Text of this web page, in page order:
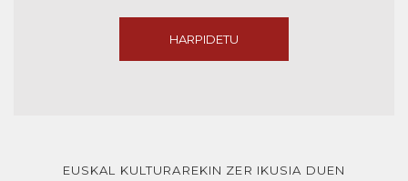
HARPIDETU
EUSKAL KULTURAREKIN ZER IKUSIA DUEN